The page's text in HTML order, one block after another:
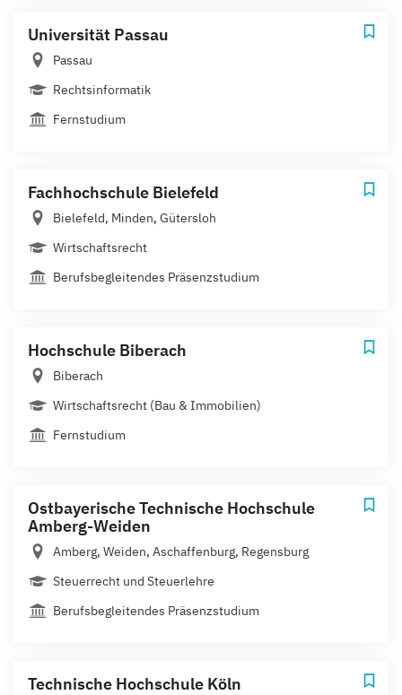
Universität Passau
Passau
Rechtsinformatik
Fernstudium
Fachhochschule Bielefeld
Bielefeld, Minden, Gütersloh
Wirtschaftsrecht
Berufsbegleitendes Präsenzstudium
Hochschule Biberach
Biberach
Wirtschaftsrecht (Bau & Immobilien)
Fernstudium
Ostbayerische Technische Hochschule
Amberg-Weiden
Amberg, Weiden, Aschaffenburg, Regensburg
Steuerrecht und Steuerlehre
Berufsbegleitendes Präsenzstudium
Technische Hochschule Köln